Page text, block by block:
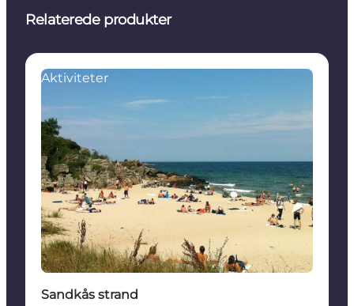
Relaterede produkter
Aktiviteter
Sandkås strand